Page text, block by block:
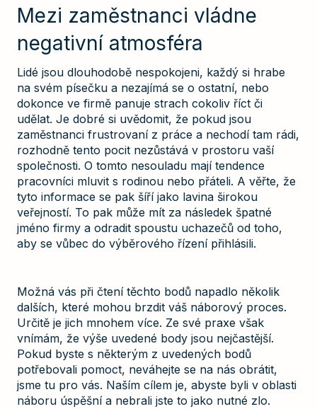
Mezi zaměstnanci vládne
negativní atmosféra
Lidé jsou dlouhodobě nespokojeni, každý si hrabe
na svém písečku a nezajímá se o ostatní, nebo
dokonce ve firmě panuje strach cokoliv říct či
udělat. Je dobré si uvědomit, že pokud jsou
zaměstnanci frustrovaní z práce a nechodí tam rádi,
rozhodně tento pocit nezůstává v prostoru vaší
společnosti. O tomto nesouladu mají tendence
pracovníci mluvit s rodinou nebo přáteli. A věřte, že
tyto informace se pak šíří jako lavina širokou
veřejností. To pak může mít za následek špatné
jméno firmy a odradit spoustu uchazečů od toho,
aby se vůbec do výběrového řízení přihlásili.
Možná vás při čtení těchto bodů napadlo několik
dalších, které mohou brzdit váš náborový proces.
Určitě je jich mnohem více. Ze své praxe však
vnímám, že výše uvedené body jsou nejčastější.
Pokud byste s některým z uvedených bodů
potřebovali pomoct, neváhejte se na nás obrátit,
jsme tu pro vás. Naším cílem je, abyste byli v oblasti
náboru úspěšní a nebrali jste to jako nutné zlo.